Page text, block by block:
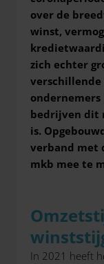
over de
winst,
zich echter
verschillende
bedrijven dit
is.
verband met
mkb mee te
In 2021 heeft